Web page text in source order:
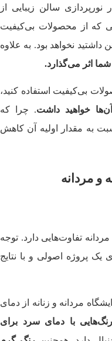
سالن زیبایی از
که از محصولات بی‌کیفیت
داشتید نخواهد بود. به علاوه
اثر می‌گذارد.
بی‌کیفیت استفاده کنید،
خواهید داشت. چرا که
به مقدار اولیه آن کاهش
و مردانه
مردانه تفاوت‌‌هایی دارد. توجه
یک پروژه اصولی و با نتایج
مردانه و زنانه از دمای
رنگ‌هایی با دمای سرد برای